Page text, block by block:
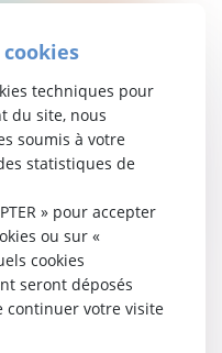
techniques pour
du site, nous
soumis à votre
statistiques de
» pour accepter
ou sur «
cookies
seront déposés
continuer votre visite